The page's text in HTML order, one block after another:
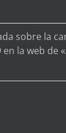
sobre la
la web de